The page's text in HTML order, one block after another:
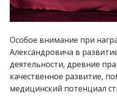
Особое внимание при
Александровича в
деятельности, древние
качественное развитие,
медицинский потенциал